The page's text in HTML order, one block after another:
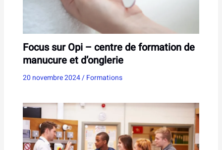
Focus sur Opi – centre de formation de
manucure et d’onglerie
20 novembre 2024/Formations